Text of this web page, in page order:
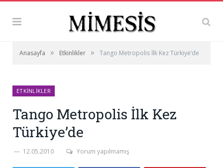
Anasayfa » Etkinlikler » Tango Metropolis İlk Kez Türkiye’de
ETKINLIKLER
Tango Metropolis İlk Kez
Türkiye’de
12.05.2010 Yorum yapılmamış